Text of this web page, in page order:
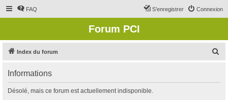
FAQ Connexion
S’enregistrer
Forum PCI
Index du forum
Informations
Désolé, mais ce forum est actuellement indisponible.